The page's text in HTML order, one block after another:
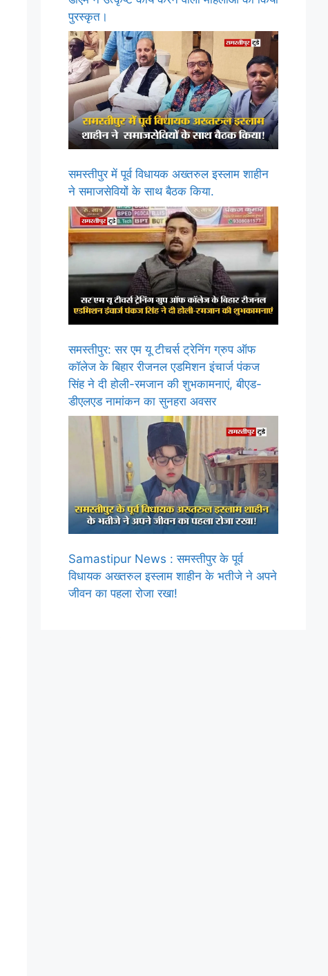
पुरस्कृत।
समस्तीपुर में पूर्व विधायक अख्तरुल इस्लाम शाहीन
ने समाजसेवियों के साथ बैठक किया.
समस्तीपुर: सर एम यू टीचर्स ट्रेनिंग ग्रुप ऑफ
कॉलेज के बिहार रीजनल एडमिशन इंचार्ज पंकज
सिंह ने दी होली-रमजान की शुभकामनाएं, बीएड-
डीएलएड नामांकन का सुनहरा अवसर
Samastipur News : समस्तीपुर के पूर्व
विधायक अख्तरुल इस्लाम शाहीन के भतीजे ने अपने
जीवन का पहला रोजा रखा!